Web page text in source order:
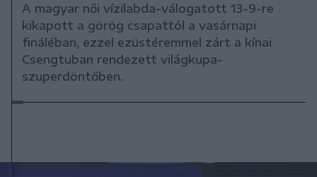
A magyar női vízilabda-válogatott 13-9-re
kikapott a görög csapattól a vasárnapi
fináléban, ezzel ezüstéremmel zárt a kínai
Csengtuban rendezett világkupa-
szuperdöntőben.